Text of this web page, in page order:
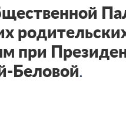
при
Беловой.